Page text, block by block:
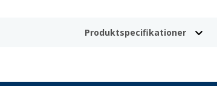
Produktspecifikationer